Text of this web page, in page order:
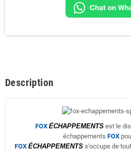
Description
FOX ÉCHAPPEMENTSest le
échappements FOX
FOX ÉCHAPPEMENTSs'occupe de